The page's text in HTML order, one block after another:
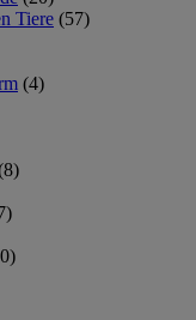
Tiere (57)
(4)